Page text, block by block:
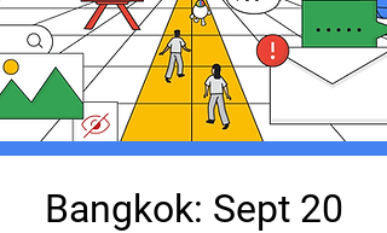
Bangkok: Sept 20